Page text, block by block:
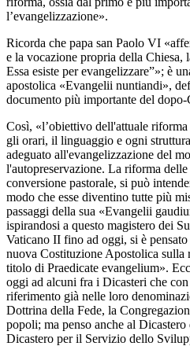
l’evangelizzazione».
Ricorda che papa san Paolo VI
e la vocazione propria della Chiesa,
Essa esiste per evangelizzare”»; è
apostolica «Evangelii nuntiandi»,
documento più importante del
Così, «l’obiettivo dell'attuale
gli orari, il linguaggio e ogni
adeguato all'evangelizzazione del
l'autopreservazione. La riforma delle
conversione pastorale, si può
modo che esse diventino tutte più
passaggi della sua «Evangelii
ispirandosi a questo magistero dei
Vaticano II fino ad oggi, si è
nuova Costituzione Apostolica
titolo di Praedicate evangelium».
oggi ad alcuni fra i Dicasteri che
riferimento già nelle loro
Dottrina della Fede, la
popoli; ma penso anche al
Dicastero per il Servizio dello